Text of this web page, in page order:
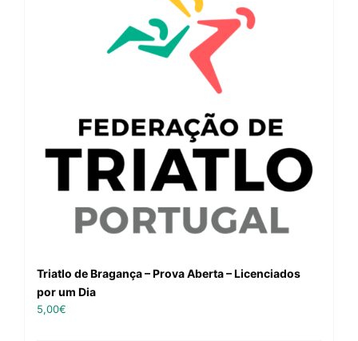
Triatlo de Bragança – Prova Aberta – Licenciados
por um Dia
5,00€